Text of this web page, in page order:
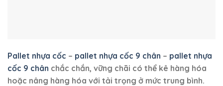
Pallet nhựa cốc – pallet nhựa cốc 9 chân – pallet nhựa
cốc 9 chân chắc chắn, vững chãi có thể kê hàng hóa
hoặc nâng hàng hóa với tải trọng ở mức trung bình.